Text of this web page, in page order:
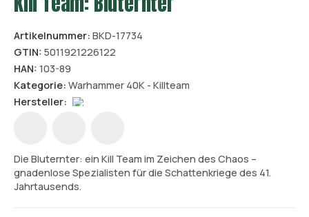
Artikelnummer: BKD-17734
GTIN: 5011921226122
HAN: 103-89
Kategorie: Warhammer 40K - Killteam
Hersteller:
Die Bluternter: ein Kill Team im Zeichen des Chaos –
gnadenlose Spezialisten für die Schattenkriege des 41.
Jahrtausends.